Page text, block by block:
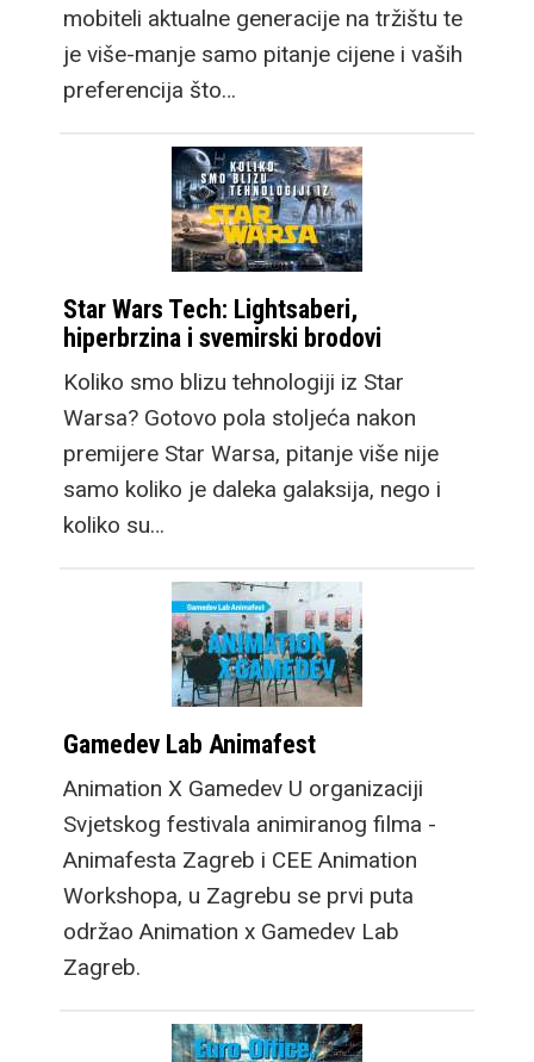
mobiteli aktualne generacije na tržištu te
je više-manje samo pitanje cijene i vaših
preferencija što…
Star Wars Tech: Lightsaberi,
hiperbrzina i svemirski brodovi
Koliko smo blizu tehnologiji iz Star
Warsa? Gotovo pola stoljeća nakon
premijere Star Warsa, pitanje više nije
samo koliko je daleka galaksija, nego i
koliko su…
Gamedev Lab Animafest
Animation X Gamedev U organizaciji
Svjetskog festivala animiranog filma -
Animafesta Zagreb i CEE Animation
Workshopa, u Zagrebu se prvi puta
održao Animation x Gamedev Lab
Zagreb.